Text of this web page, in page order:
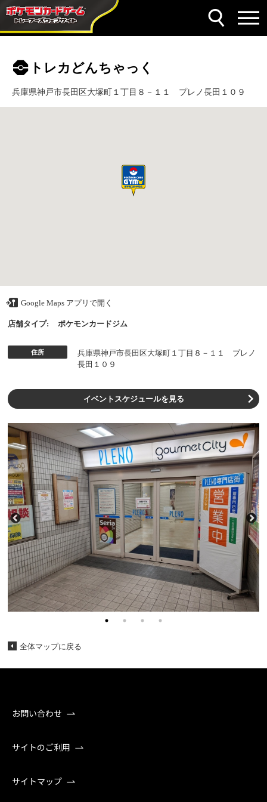
トレカどんちゃっく
兵庫県神戸市長田区大塚町１丁目８－１１ プレノ長田１０９
Google Maps アプリで開く
店舗タイプ: ポケモンカードジム
住所
兵庫県神戸市長田区大塚町１丁目８－１１ プレノ
長田１０９
イベントスケジュールを見る
全体マップに戻る
お問い合わせ
サイトのご利用
サイトマップ